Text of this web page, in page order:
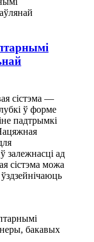
сістэма —
ў форме
падтрымкі
залежнасці ад
сістэма можа